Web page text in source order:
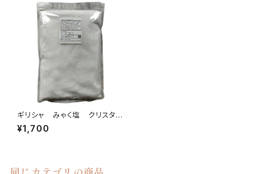
ギリシャ みゃく塩 クリスタル
天日塩 【さら塩】1kg
¥1,700